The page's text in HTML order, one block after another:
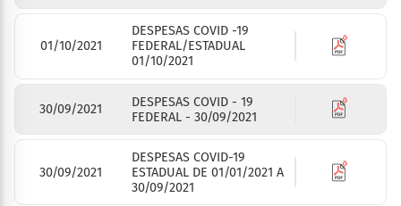
01/10/2021
DESPESAS COVID -19
FEDERAL/ESTADUAL
01/10/2021
30/09/2021
DESPESAS COVID - 19
FEDERAL - 30/09/2021
30/09/2021
DESPESAS COVID-19
ESTADUAL DE 01/01/2021 A
30/09/2021